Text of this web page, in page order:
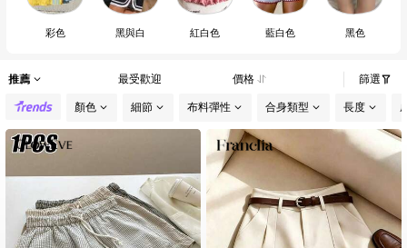
彩色 黑與白 紅白色 藍白色 黑色
推薦 最受歡迎 價格 篩選
顏色 細節 布料彈性 合身類型 長度